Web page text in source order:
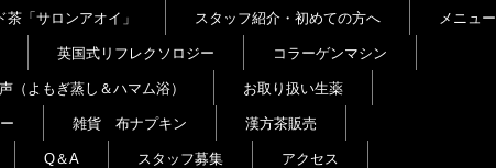
「サロンアオイ」 スタッフ紹介・初めての方へ メニュー
英国式リフレクソロジー コラーゲンマシン
（よもぎ蒸し＆ハマム浴） お取り扱い生薬
雑貨 布ナプキン 漢方茶販売
Q＆A スタッフ募集 アクセス